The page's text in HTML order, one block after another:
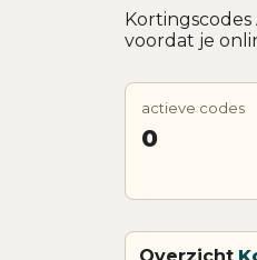
voordat je
actieve codes
0